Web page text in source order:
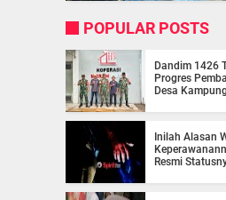
POPULAR POSTS
Dandim 1426
Progres
Desa
Inilah Alasan
Resmi